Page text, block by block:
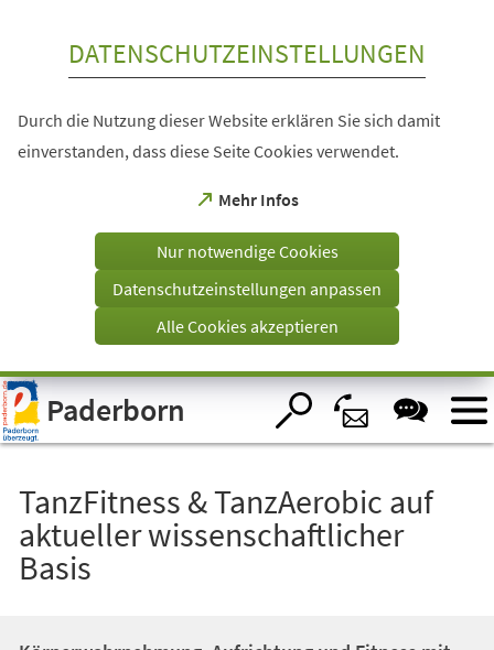
Visuelle
Assistenzsoftware
öffnen.
DATENSCHUTZEINSTELLUNGEN
Durch die Nutzung dieser Website erklären Sie sich damit
einverstanden, dass diese Seite Cookies verwendet.
Mehr Infos
(Öffnet
einem
Tab)
Nur notwendige Cookies
Datenschutzeinstellungen anpassen
Alle Cookies akzeptieren
Paderborn
TanzFitness & TanzAerobic auf
aktueller wissenschaftlicher
Basis